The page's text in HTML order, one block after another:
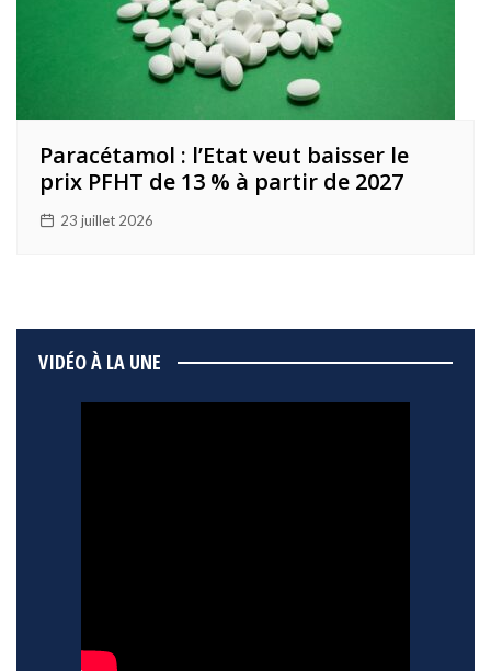
Paracétamol : l’Etat veut baisser le
prix PFHT de 13 % à partir de 2027
23 juillet 2026
VIDÉO À LA UNE